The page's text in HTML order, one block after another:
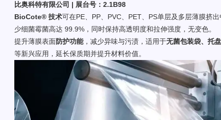
比奥科特有限公司 | 展台号：2.1B98
BioCote® 技术可在PE、PP、PVC、PET、PS单层及多层薄膜挤
少细菌霉菌高达 99.9%，同时保持高透明度和拉伸强度，无变色。
提升薄膜表面防护功能，减少异味与污渍，适用于无菌包装袋、托
等新兴应用，延长保质期并提升材料价值。